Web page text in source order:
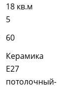
18 кв.м
5
60
Керамика
E27
потолочный-